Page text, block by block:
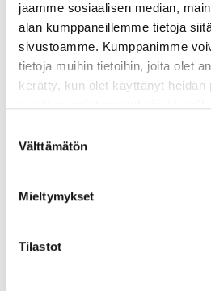
jaamme sosiaalisen median,
alan kumppaneillemme tietoja
sivustoamme. Kumppanimme
tietoja muihin tietoihin, joita olet
kerätty, kun olet käyttänyt heidän
valinta
Välttämätön
Mieltymykset
Tilastot
15.6.
Varhan
palveluverkkovisio lähetetty
lausuntokierrokselle
Avustajakoulutus Salossa
8.7.